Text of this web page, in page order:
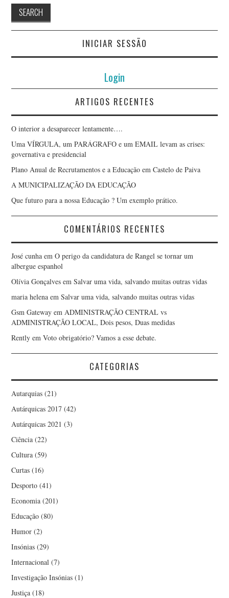
INICIAR SESSÃO
Login
ARTIGOS RECENTES
O interior a desaparecer lentamente….
Uma VÍRGULA, um PARÁGRAFO e um EMAIL levam as crises:
governativa e presidencial
Plano Anual de Recrutamentos e a Educação em Castelo de Paiva
A MUNICIPALIZAÇÃO DA EDUCAÇÃO
Que futuro para a nossa Educação ? Um exemplo prático.
COMENTÁRIOS RECENTES
José cunha emO perigo da candidatura de Rangel se tornar um
albergue espanhol
Olívia Gonçalves emSalvar uma vida, salvando muitas outras vidas
maria helena emSalvar uma vida, salvando muitas outras vidas
Gsm Gateway emADMINISTRAÇÃO CENTRAL vs
ADMINISTRAÇÃO LOCAL, Dois pesos, Duas medidas
Rently emVoto obrigatório? Vamos a esse debate.
CATEGORIAS
Autarquias (21)
Autárquicas 2017 (42)
Autárquicas 2021 (3)
Ciência (22)
Cultura (59)
Curtas (16)
Desporto (41)
Economia (201)
Educação (80)
Humor (2)
Insónias (29)
Internacional (7)
Investigação Insónias (1)
Justiça (18)